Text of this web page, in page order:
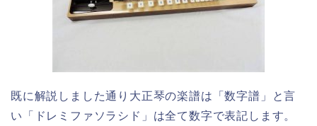
既に解説しました通り大正琴の楽譜は「数字譜」と言
い「ドレミファソラシド」は全て数字で表記します。